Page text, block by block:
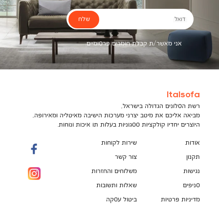
דואל
אני מאשר/ת קבלת חומרים פרסומיים
שלח
Italsofa
רשת הסלונים הגדולה בישראל,
מביאה אליכם את מיטב יצרני מערכות הישיבה מאיטליה ומאירופה,
היוצרים יחדיו קולקציות ססגוניות בעלות תו איכות ונוחות.
אודות
תקנון
נגישות
סניפים
מדיניות פרטיות
שירות לקוחות
צור קשר
משלוחים והחזרות
שאלות ותשובות
ביטול עסקה